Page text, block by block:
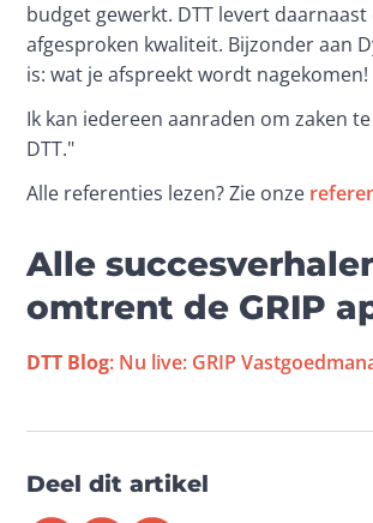
budget gewerkt. DTT levert daarnaast
afgesproken kwaliteit. Bijzonder aan
is: wat je afspreekt wordt nagekomen!
Ik kan iedereen aanraden om zaken
DTT."
Alle referenties lezen? Zie onze
Alle
omtrent de GRIP
DTT Blog: Nu live: GRIP
Deel dit artikel